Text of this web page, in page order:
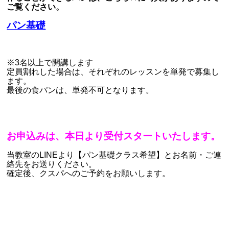
ご覧ください。
パン基礎
※3名以上で開講します
定員割れした場合は、それぞれのレッスンを単発で募集し
ます。
最後の食パンは、単発不可となります。
お申込みは、本日より受付スタートいたします。
当教室のLINEより【パン基礎クラス希望】とお名前・ご連
絡先をお送りください。
確定後、クスパへのご予約をお願いします。